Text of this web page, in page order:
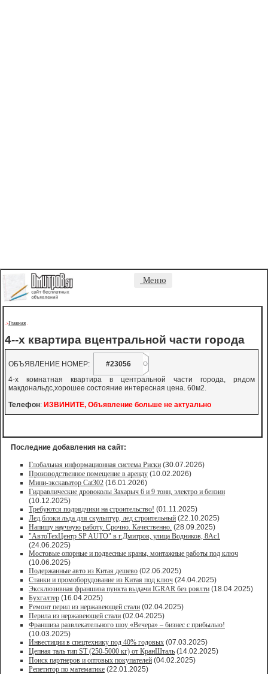
Меню
->Главная -
4--х квартира вцентральной части города
ОБЪЯВЛЕНИЕ НОМЕР:
#23056
4-х комнатная квартира в центральной части города, рядом
макдональдс,хорошее состояние интересная цена. 60м2.
Телефон: ИЗВИНИТЕ, Объявление больше не актуально
Последние добавления на сайт:
Глобальная информационная система Риски (30.07.2026)
Производственное помещение в аренду (10.02.2026)
Мини-экскаватор Cat302 (16.01.2026)
Гидравлические дровоколы Захарыч 6 и 9 тонн, электро и бензин
(10.12.2025)
Требуются подрядчики на строительство! (01.11.2025)
Лед,блоки льда для скульптур, лед строительный (22.10.2025)
Напишу научную работу. Срочно. Качественно. (28.09.2025)
"АвтоТехЦентр SP AUTO" в г.Дмитров, улица Водников, 8Ас1
(24.06.2025)
Мостовые опорные и подвесные краны, монтажные работы под ключ
(10.06.2025)
Подержанные авто из Китая дешево (02.06.2025)
Станки и промоборудование из Китая под ключ (24.04.2025)
Эксклюзивная франшиза пункта выдачи IGRAR без роялти (18.04.2025)
Бухгалтер (16.04.2025)
Ремонт перил из нержавеющей стали (02.04.2025)
Перила из нержавеющей стали (02.04.2025)
Франшиза развлекательного шоу «Вечера» – бизнес с прибылью!
(10.03.2025)
Инвестиции в спецтехнику под 40% годовых (07.03.2025)
Цепная таль тип ST (250-5000 кг) от КранШталь (14.02.2025)
Поиск партнеров и оптовых покупателей (04.02.2025)
Репетитор по математике (22.01.2025)